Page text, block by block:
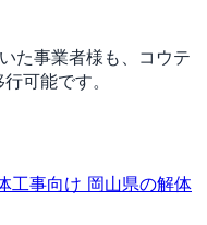
た事業者様も、コウテ
可能です。
工事向け 岡山県の解体